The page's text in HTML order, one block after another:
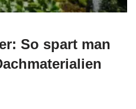
So spart man